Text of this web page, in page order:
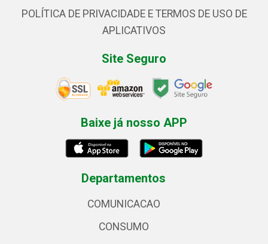
POLÍTICA DE PRIVACIDADE E TERMOS DE USO DE
APLICATIVOS
Site Seguro
Baixe já nosso APP
Departamentos
COMUNICACAO
CONSUMO